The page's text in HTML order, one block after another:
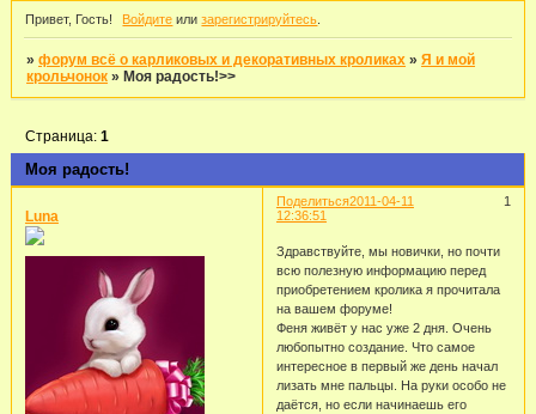
Привет, Гость! Войдите илизарегистрируйтесь
»форум всё о карликовых и декоративных кроликах »Я и мой
крольчонок » Моя радость!>>
Моя радость!
Страница:1
Поделиться 1
2011-04-11
12:36:51
Luna
Здравствуйте, мы новички, но почти
всю полезную информацию перед
приобретением кролика я прочитала
на вашем форуме!
Феня живёт у нас уже 2 дня. Очень
любопытно создание. Что самое
интересное в первый же день начал
лизать мне пальцы. На руки особо не
даётся, но если начинаешь его